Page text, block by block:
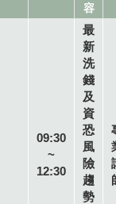
容
09:30
~
12:30
最
新
洗
錢
及
資
恐
風
險
趨
勢